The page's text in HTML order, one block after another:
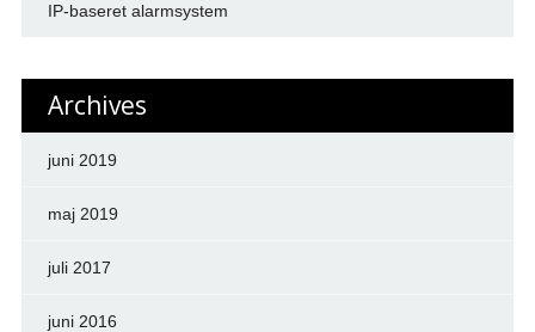
IP-baseret alarmsystem
Archives
juni 2019
maj 2019
juli 2017
juni 2016